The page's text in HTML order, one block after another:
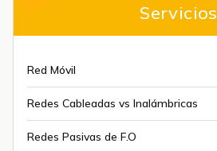
Servicios
Red Móvil
Redes Cableadas vs Inalámbricas
Redes Pasivas de F.O